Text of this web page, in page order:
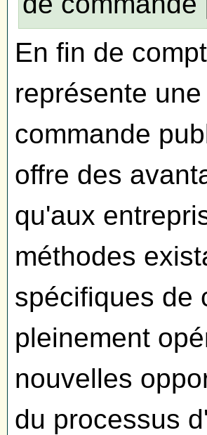
En fin de
représente
commande
offre des
qu'aux
méthodes
spécifiques de
pleinement
nouvelles
du processus